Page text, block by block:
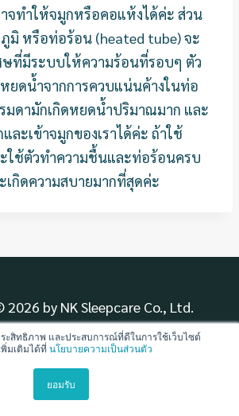
ะสิทธิภาพ และประสบการณ์ที่ดีในการใช้เว็บไซต์
มเติมได้ที่ นโยบายความเป็นส่วนตัว
ยอมรับ
จทำให้จมูกหรือคอแห้งได้ค่ะ ส่วน
หรือท่อร้อน (heated tube) จะ
ที่มีระบบให้ความร้อนที่รอบๆ ตัว
ยดน้ำจากการควบแน่นค้างในท่อ
มดามักเกิดหยดน้ำปริมาณมาก และ
ละเข้าจมูกของเราได้ค่ะ ถ้าใช้
ะใช้ตัวทำความชื้นและท่อร้อนครบ
กิดความสบายมากที่สุดค่ะ
by NK Sleepcare Co., Ltd.